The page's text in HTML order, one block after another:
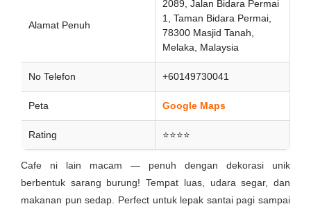
Alamat Penuh
2089, Jalan Bidara Permai
1, Taman Bidara Permai,
78300 Masjid Tanah,
Melaka, Malaysia
No Telefon +60149730041
Peta Google Maps
Rating ⭐⭐⭐⭐
Cafe ni lain macam — penuh dengan dekorasi unik
berbentuk sarang burung! Tempat luas, udara segar, dan
makanan pun sedap. Perfect untuk lepak santai pagi sampai